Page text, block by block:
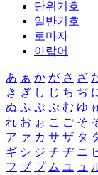
단위기호
일반기호
로마자
아랍어
あ ぁ か が さ ざ
き ぎ し じ ち ぢ
ぬ ふ ぶ ぷ む ゆ
れ お ぉ こ ご そ
ア ァ カ サ ザ タ
ギ シ ジ チ ヂ ニ
フ ブ プ ム ユ ュ